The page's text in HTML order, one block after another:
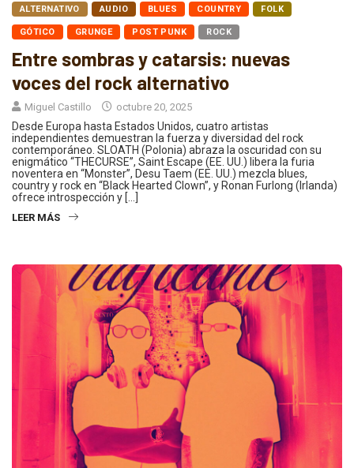
ALTERNATIVO AUDIO BLUES COUNTRY FOLK
GÓTICO GRUNGE POST PUNK ROCK
Entre sombras y catarsis: nuevas
voces del rock alternativo
Miguel Castillo octubre 20, 2025
Desde Europa hasta Estados Unidos, cuatro artistas
independientes demuestran la fuerza y diversidad del rock
contemporáneo. SLOATH (Polonia) abraza la oscuridad con su
enigmático “THECURSE”, Saint Escape (EE. UU.) libera la furia
noventera en “Monster”, Desu Taem (EE. UU.) mezcla blues,
country y rock en “Black Hearted Clown”, y Ronan Furlong (Irlanda)
ofrece introspección y […]
LEER MÁS